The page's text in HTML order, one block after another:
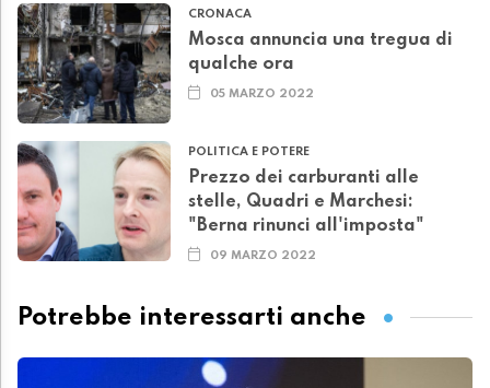
CRONACA
Mosca annuncia una tregua di
qualche ora
05 MARZO 2022
POLITICA E POTERE
Prezzo dei carburanti alle
stelle, Quadri e Marchesi:
"Berna rinunci all'imposta"
09 MARZO 2022
Potrebbe interessarti anche